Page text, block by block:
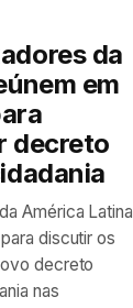
da
em
decreto
América Latina
discutir os
decreto
nas